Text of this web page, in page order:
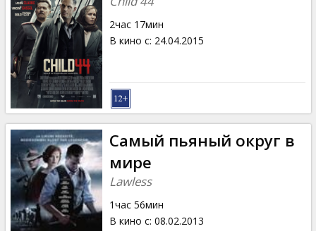
2час 17мин
В кино с: 24.04.2015
Самый пьяный округ в
мире
Lawless
1час 56мин
В кино с: 08.02.2013